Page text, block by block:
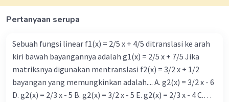
Beri Rating·0.0(0) Balas
Iklan
Pertanyaan serupa
Sebuah fungsi linear f1(x) = 2/5 x + 4/5 ditranslasi ke arah
kiri bawah bayangannya adalah g1(x) = 2/5 x + 7/5 Jika
matriksnya digunakan mentranslasi f2(x) = 3/2 x + 1/2
bayangan yang memungkinkan adalah.... A. g2(x) = 3/2 x - 6
D. g2(x) = 2/3 x - 5 B. g2(x) = 3/2 x - 5 E. g2(x) = 2/3 x - 4 C.